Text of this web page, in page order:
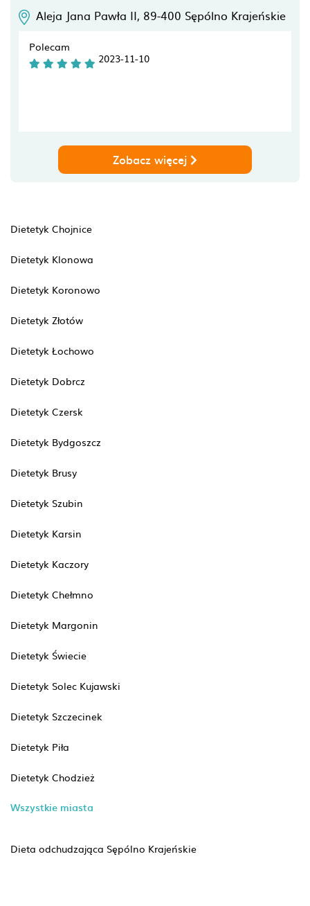
Aleja Jana Pawła II, 89-400 Sępólno Krajeńskie
Polecam
2023-11-10
Zobacz więcej
Dietetyk Chojnice
Dietetyk Klonowa
Dietetyk Koronowo
Dietetyk Złotów
Dietetyk Łochowo
Dietetyk Dobrcz
Dietetyk Czersk
Dietetyk Bydgoszcz
Dietetyk Brusy
Dietetyk Szubin
Dietetyk Karsin
Dietetyk Kaczory
Dietetyk Chełmno
Dietetyk Margonin
Dietetyk Świecie
Dietetyk Solec Kujawski
Dietetyk Szczecinek
Dietetyk Piła
Dietetyk Chodzież
Wszystkie miasta
Dieta odchudzająca Sępólno Krajeńskie